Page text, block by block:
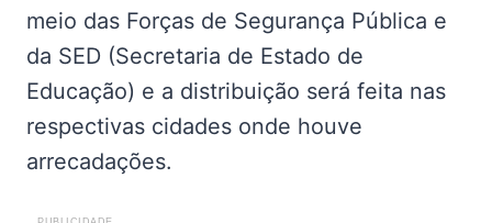
meio das Forças de Segurança Pública e
da SED (Secretaria de Estado de
Educação) e a distribuição será feita nas
respectivas cidades onde houve
arrecadações.